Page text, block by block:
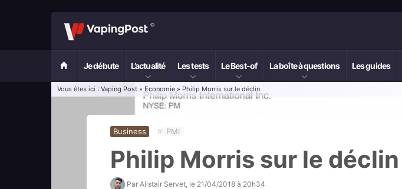
Je débute L’actualité Les tests Le Best-of La boîte à questions Les guides
Vous êtes ici : Vaping Post » Economie » Philip Morris sur le déclin
Business # PMI
Philip Morris sur le déclin
Par Alistair Servet , le 21/04/2018 à 20h34